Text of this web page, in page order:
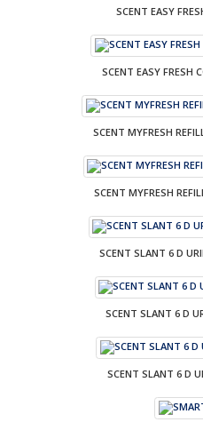
SCENT EASY
SCENT EASY FRESH
SCENT MYFRESH
SCENT MYFRESH
SCENT SLANT 6 D
SCENT SLANT 6 D
SCENT SLANT 6 D